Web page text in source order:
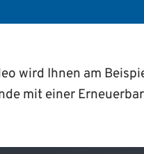
wird Ihnen am
mit einer